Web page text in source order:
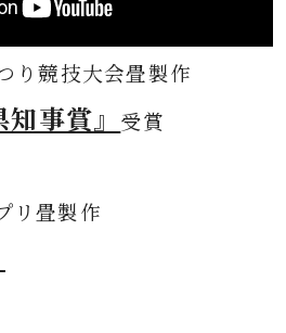
り競技大会畳製作
知事賞』 受賞
リ畳製作